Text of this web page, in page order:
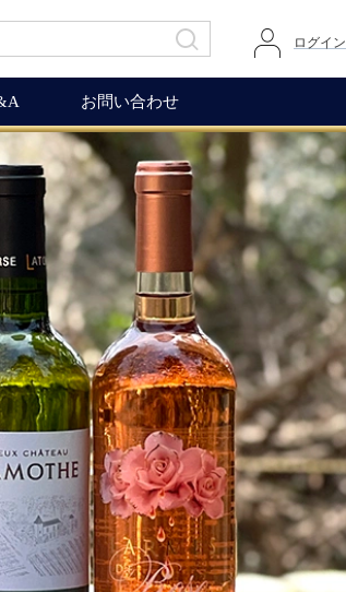
ログイン
ワイングラス
ワインアクセサリー
生ハム（イベリコ＆ベジョー
タ）
WOX
コレクション
もち麦
る店
ガイドページ
マイページへログイン
道上伯とは
お問い合わせ